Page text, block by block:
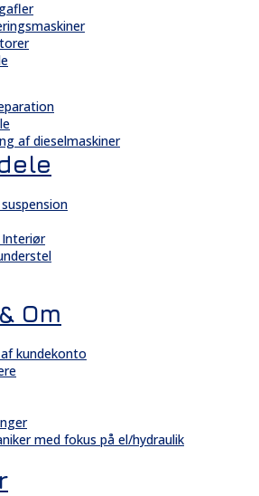
af dieselmaskiner
Om
kundekonto
med fokus på el/hydraulik